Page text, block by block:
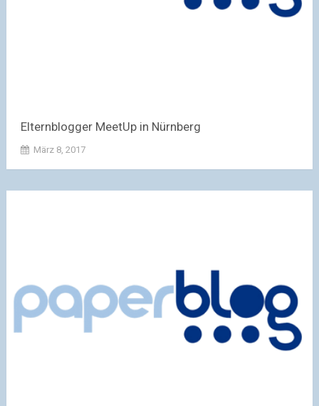
Elternblogger MeetUp in Nürnberg
März 8, 2017